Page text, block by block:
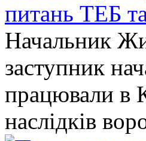
питань ТЕБ
Начальник
заступник
працювали в
наслідків